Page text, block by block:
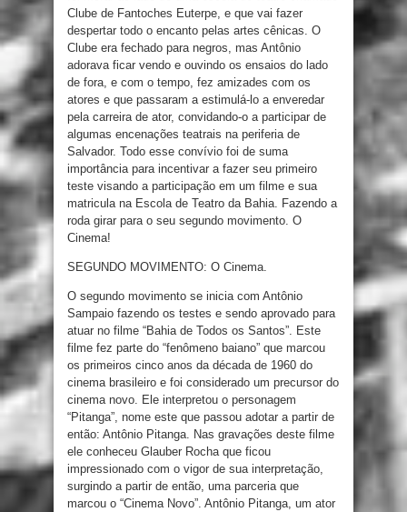
Clube de Fantoches Euterpe, e que vai fazer
despertar todo o encanto pelas artes cênicas. O
Clube era fechado para negros, mas Antônio
adorava ficar vendo e ouvindo os ensaios do lado
de fora, e com o tempo, fez amizades com os
atores e que passaram a estimulá-lo a enveredar
pela carreira de ator, convidando-o a participar de
algumas encenações teatrais na periferia de
Salvador. Todo esse convívio foi de suma
importância para incentivar a fazer seu primeiro
teste visando a participação em um filme e sua
matricula na Escola de Teatro da Bahia. Fazendo a
roda girar para o seu segundo movimento. O
Cinema!
SEGUNDO MOVIMENTO: O Cinema.
O segundo movimento se inicia com Antônio
Sampaio fazendo os testes e sendo aprovado para
atuar no filme “Bahia de Todos os Santos”. Este
filme fez parte do “fenômeno baiano” que marcou
os primeiros cinco anos da década de 1960 do
cinema brasileiro e foi considerado um precursor do
cinema novo. Ele interpretou o personagem
“Pitanga”, nome este que passou adotar a partir de
então: Antônio Pitanga. Nas gravações deste filme
ele conheceu Glauber Rocha que ficou
impressionado com o vigor de sua interpretação,
surgindo a partir de então, uma parceria que
marcou o “Cinema Novo”. Antônio Pitanga, um ator